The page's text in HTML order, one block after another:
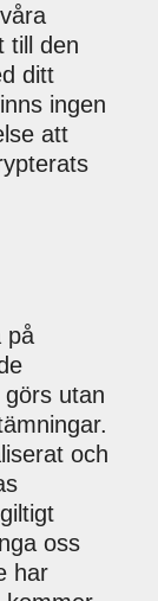
till den
ditt
ingen
att
på
utan
och
oss
har